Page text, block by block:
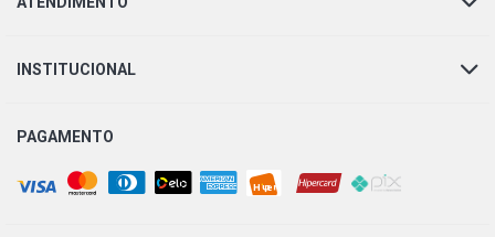
INSTITUCIONAL
PAGAMENTO